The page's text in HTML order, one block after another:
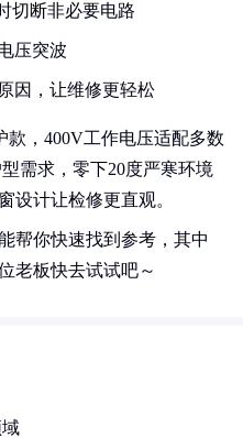
切断非必要电路
压突波
因，让维修更轻松
款，400V工作电压适配多数
需求，零下20度严寒环境
设计让检修更直观。
帮你快速找到参考，其中
老板快去试试吧～